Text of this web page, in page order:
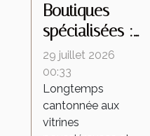
Boutiques
spécialisées :
ces lieux
d’échanges
qui
transforment la
29 juillet 2026
00:33
Longtemps
cantonnée aux
vitrines